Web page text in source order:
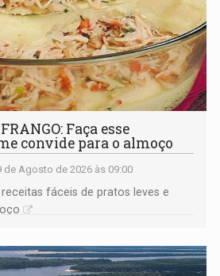
Faça esse
convide para o almoço
de Agosto de 2026 às 09:00
fáceis de pratos leves e